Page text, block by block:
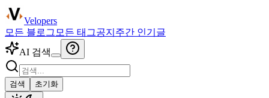
Velopers
모든 블로그 모든 태그공지 주간 인기글
AI 검색
검색 초기화